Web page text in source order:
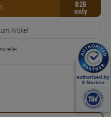
B2B
Artikel